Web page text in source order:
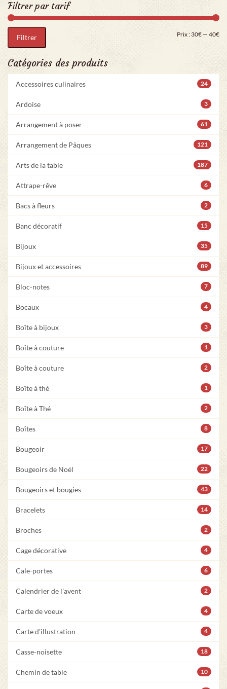
Filtrer par tarif
Filtrer Prix : 30€ — 40€
Catégories des produits
Accessoires culinaires 24
Ardoise 3
Arrangement à poser 61
Arrangement de Pâques 121
Arts de la table 187
Attrape-rêve 6
Bacs à fleurs 2
Banc décoratif 15
Bijoux 35
Bijoux et accessoires 89
Bloc-notes 7
Bocaux 4
Boîte à bijoux 3
Boîte à couture 1
Boîte à couture 2
Boîte à thé 1
Boîte à Thé 2
Boîtes 8
Bougeoir 17
Bougeoirs de Noël 22
Bougeoirs et bougies 43
Bracelets 14
Broches 2
Cage décorative 4
Cale-portes 6
Calendrier de l'avent 2
Carte de voeux 4
Carte d'illustration 4
Casse-noisette 18
Chemin de table 10